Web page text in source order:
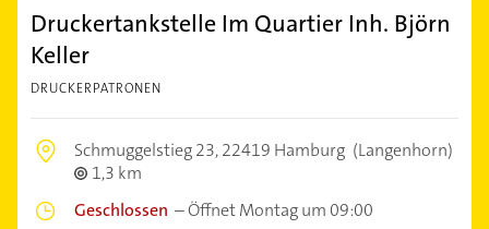
Druckertankstelle Im Quartier Inh. Björn
Keller
DRUCKERPATRONEN
Schmuggelstieg 23,22419 Hamburg (Langenhorn)
1,3 km
Geschlossen –Öffnet Montag um 09:00